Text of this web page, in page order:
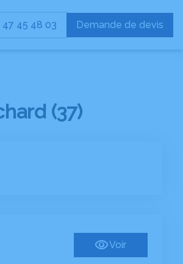
47 45 48 03 Demande de devis
(37)
Voir